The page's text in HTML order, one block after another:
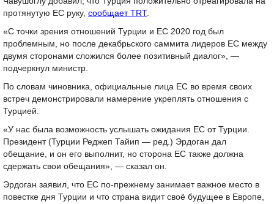
протянутую ЕС руку, сообщает TRT.
«С точки зрения отношений Турции и ЕС 2020 год был
проблемным, но после декабрьского саммита лидеров ЕС между
двумя сторонами сложился более позитивный диалог», —
подчеркнул министр.
По словам чиновника, официальные лица ЕС во время своих
встреч демонстрировали намерение укреплять отношения с
Турцией.
«У нас была возможность услышать ожидания ЕС от Турции.
Президент (Турции Реджеп Тайип — ред.) Эрдоган дал
обещание, и он его выполнит, но сторона ЕС также должна
сдержать свои обещания», — сказал он.
Эрдоган заявил, что ЕС по-прежнему занимает важное место в
повестке дня Турции и что страна видит своё будущее в Европе,